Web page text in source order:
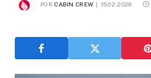
POR CABIN CREW 15.02.2026